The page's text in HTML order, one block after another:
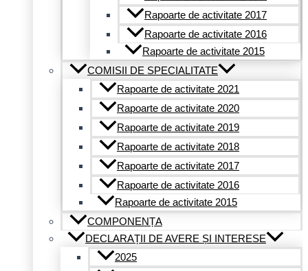
Rapoarte de activitate 2017
Rapoarte de activitate 2016
Rapoarte de activitate 2015
COMISII DE SPECIALITATE
Rapoarte de activitate 2021
Rapoarte de activitate 2020
Rapoarte de activitate 2019
Rapoarte de activitate 2018
Rapoarte de activitate 2017
Rapoarte de activitate 2016
Rapoarte de activitate 2015
COMPONENȚA
DECLARAȚII DE AVERE ȘI INTERESE
2025